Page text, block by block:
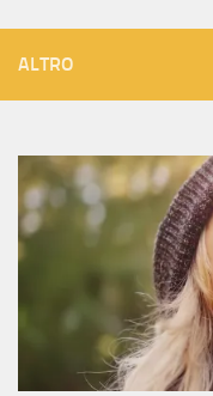
ALTRO